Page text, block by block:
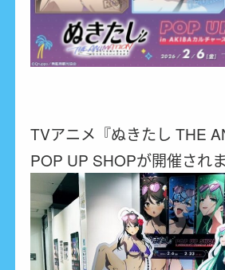
TVアニメ『ぬきたし THE
POP UP SHOPが開催されま